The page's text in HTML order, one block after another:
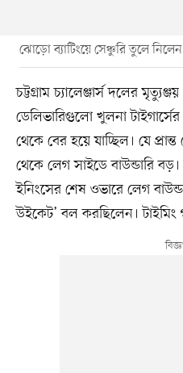
ঝোড়ো ব্যাটিংয়ে সেঞ্চুরি তুলে
চট্টগ্রাম চ্যালেঞ্জার্স দলের
ডেলিভারিগুলো খুলনা
থেকে বের হয়ে যাচ্ছিল। যে
থেকে লেগ সাইডে বাউন্ডারি
ইনিংসের শেষ ওভারে লেগ
উইকেট’ বল করছিলেন।